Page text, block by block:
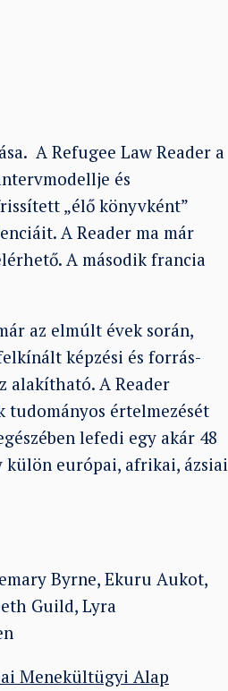
A Refugee Law Reader a
és
„élő könyvként”
A Reader ma már
A második francia
az elmúlt évek során,
képzési és forrás-
alakítható. A Reader
tudományos értelmezését
lefedi egy akár 48
külön európai, afrikai, ázsiai
Byrne, Ekuru Aukot,
Guild, Lyra
Menekültügyi Alap